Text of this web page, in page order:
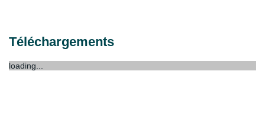
Téléchargements
loading...